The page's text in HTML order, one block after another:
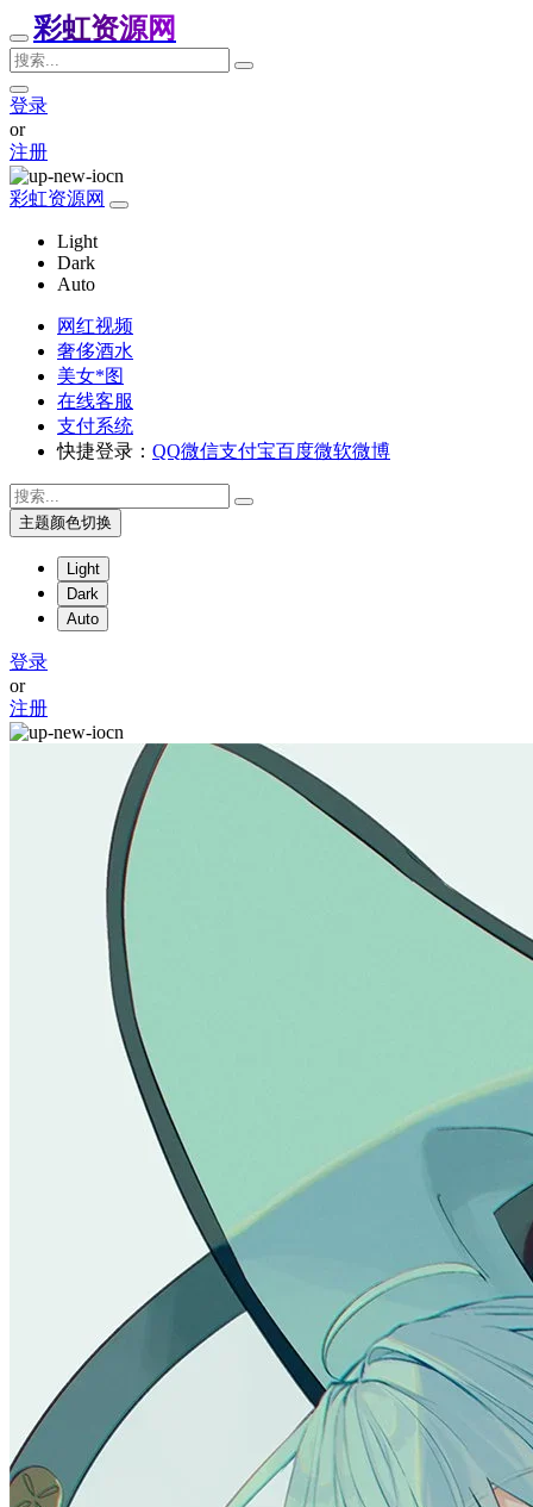
彩虹资源网
登录
or
注册
彩虹资源网
Light
Dark
Auto
网红视频
奢侈酒水
美女*图
在线客服
支付系统
快捷登录： QQ微信支付宝百度微软微博
主题颜色切换
Light
Dark
Auto
登录
or
注册